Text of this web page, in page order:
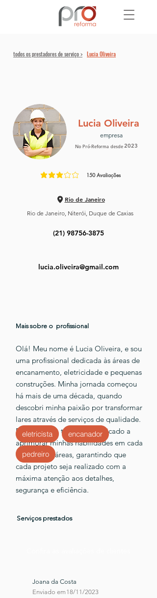
todos os prestadores de serviço > Lucia Oliveira
Lucia Oliveira
empresa
150 Avaliações
classificação média é 3 de 5,
Rio de Janeiro
Rio de Janeiro, Niterói, Duque de Caxias
(21) 98756-3875
lucia.oliveira@gmail.com
No Pró-Reforma desde2023
Mais sobre o profissional
Olá! Meu nome é Lucia Oliveira, e sou
uma profissional dedicada às áreas de
encanamento, eletricidade e pequenas
construções. Minha jornada começou
há mais de uma década, quando
descobri minha paixão por transformar
lares através de serviços de qualidade.
Desde então, tenho me dedicado a
aprimorar minhas habilidades em cada
uma dessas áreas, garantindo que
cada projeto seja realizado com a
máxima atenção aos detalhes,
segurança e eficiência.
Serviços prestados
eletricista encanador
pedreiro
Joana da Costa
Enviado em 18/11/2023